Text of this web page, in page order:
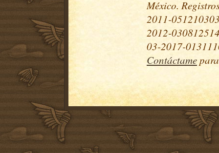
México.
2011-
2012-
03-2017-
Contáctame